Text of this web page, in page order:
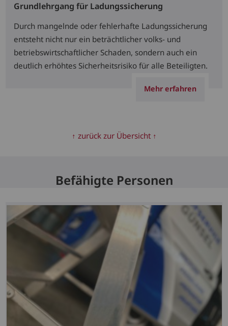
Grundlehrgang für Ladungssicherung
Durch mangelnde oder fehlerhafte Ladungssicherung
entsteht nicht nur ein beträchtlicher volks- und
betriebswirtschaftlicher Schaden, sondern auch ein
deutlich erhöhtes Sicherheitsrisiko für alle Beteiligten.
Mehr erfahren
↑ zurück zur Übersicht ↑
Befähigte Personen